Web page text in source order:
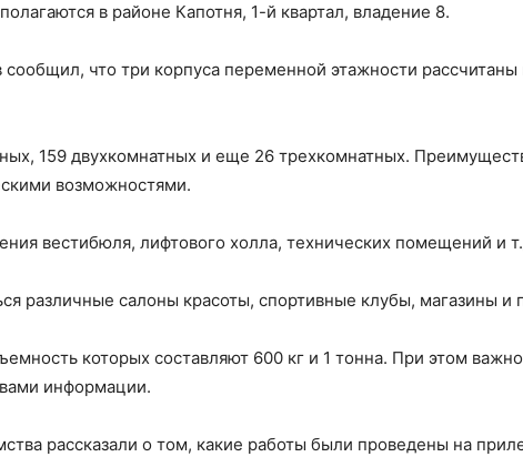
в районе Капотня, 1-й квартал, владение 8.
сообщил, что три корпуса переменной этажности
159 двухкомнатных и еще 26 трехкомнатных.
возможностями.
вестибюля, лифтового холла, технических помещений и
различные салоны красоты, спортивные клубы, магазины и
которых составляют 600 кг и 1 тонна. При этом
информации.
рассказали о том, какие работы были проведены на